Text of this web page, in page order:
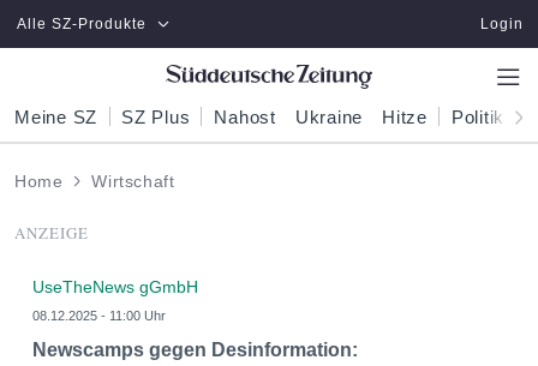
Zum Hauptinhalt springen
Alle SZ-Produkte Login
Meine SZ SZ Plus Nahost Ukraine Hitze Politik
Home Wirtschaft
ANZEIGE
UseTheNews gGmbH
08.12.2025 - 11:00 Uhr
Newscamps gegen Desinformation: